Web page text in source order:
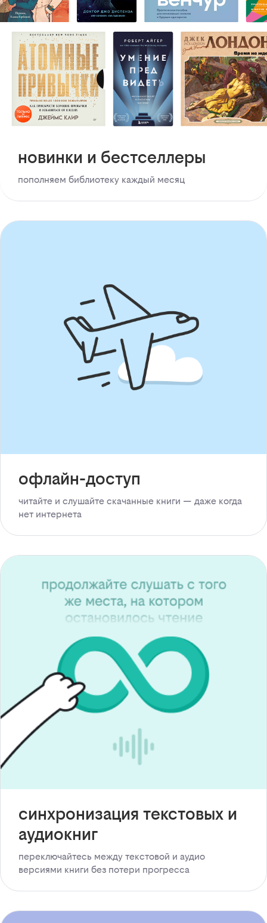
новинки и бестселлеры
пополняем библиотеку каждый месяц
офлайн-доступ
читайте и слушайте скачанные книги — даже когда
нет интернета
синхронизация текстовых и
аудиокниг
переключайтесь между текстовой и аудио
версиями книги без потери прогресса